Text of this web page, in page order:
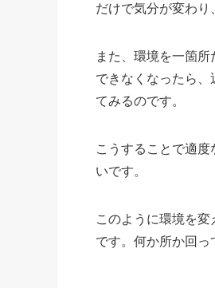
だけで気分が変わり
また、環境を一箇
できなくなったら、
てみるのです。
こうすることで適
いです。
このように環境を
です。何か所か回っ